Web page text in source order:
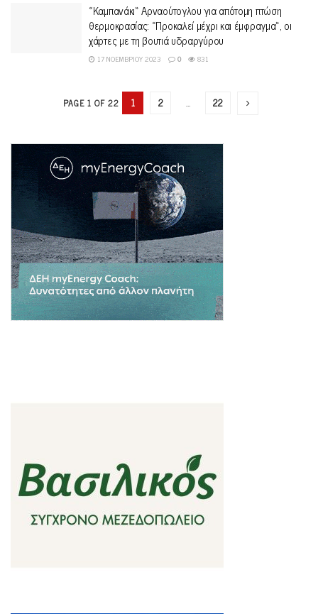
«Καμπανάκι» Αρναούτογλου για απότομη πτώση
θερμοκρασίας: «Προκαλεί μέχρι και έμφραγμα», οι
χάρτες με τη βουτιά υδραργύρου
17 ΝΟΕΜΒΡΊΟΥ 2023 0 831
PAGE 1 OF 22 1 2 … 22